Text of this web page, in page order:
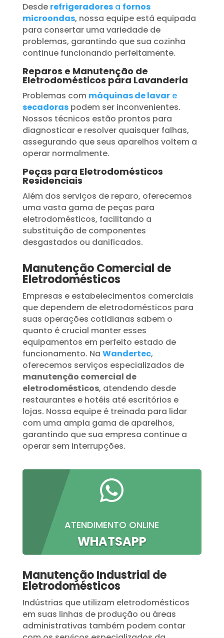
Desde refrigeradoresa fornos
microondas, nossa equipe está equipada
para consertar uma variedade de
problemas, garantindo que sua cozinha
continue funcionando perfeitamente.
Reparos e Manutenção de
Eletrodomésticos para Lavanderia
Problemas com máquinas de lavare
secadoraspodem ser inconvenientes.
Nossos técnicos estão prontos para
diagnosticar e resolver quaisquer falhas,
assegurando que seus aparelhos voltem a
operar normalmente.
Peças para Eletrodomésticos
Residenciais
Além dos serviços de reparo, oferecemos
uma vasta gama de peças para
eletrodomésticos, facilitando a
substituição de componentes
desgastados ou danificados.
Manutenção Comercial de
Eletrodomésticos
Empresas e estabelecimentos comerciais
que dependem de eletrodomésticos para
suas operações cotidianas sabem o
quanto é crucial manter esses
equipamentos em perfeito estado de
funcionamento. Na Wandertec,
oferecemos serviços especializados de
manutenção comercial de
eletrodomésticos, atendendo desde
restaurantes e hotéis até escritórios e
lojas. Nossa equipe é treinada para lidar
com uma ampla gama de aparelhos,
garantindo que sua empresa continue a
operar sem interrupções.

ATENDIMENTO ONLINE
WHATSAPP
Manutenção Industrial de
Eletrodomésticos
Indústrias que utilizam eletrodomésticos
em suas linhas de produção ou áreas
administrativas também podem contar